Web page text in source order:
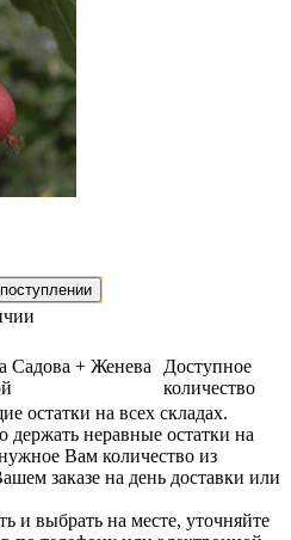
Садова + Женева
Доступное
количество
остатки на всех складах.
держать неравные остатки на
Вам количество из
заказе на день доставки или
и выбрать на месте, уточняйте